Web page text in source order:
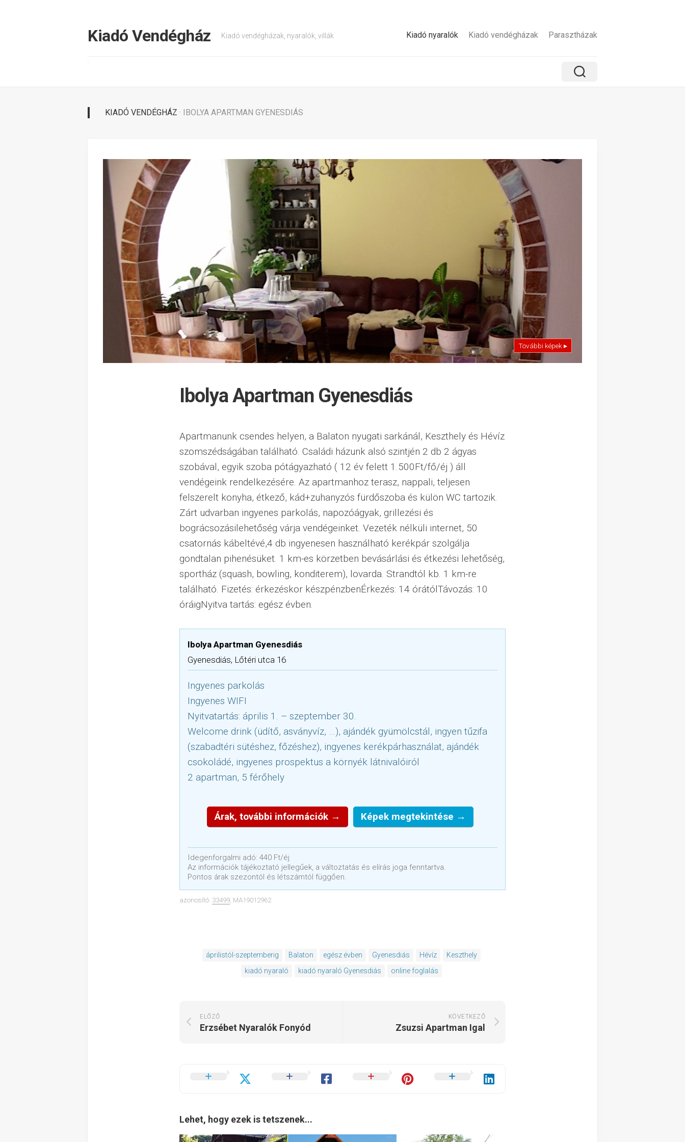
Kiadó Vendégház Kiadó vendégházak, nyaralók, villák Kiadó nyaralók Kiadó vendégházak Parasztházak
KIADÓ VENDÉGHÁZ · IBOLYA APARTMAN GYENESDIÁS
További képek ▸
Ibolya Apartman Gyenesdiás
Apartmanunk csendes helyen, a Balaton nyugati sarkánál, Keszthely és Hévíz
szomszédságában található. Családi házunk alsó szintjén 2 db 2 ágyas
szobával, egyik szoba pótágyazható ( 12 év felett 1.500Ft/fő/éj ) áll
vendégeink rendelkezésére. Az apartmanhoz terasz, nappali, teljesen
felszerelt konyha, étkező, kád+zuhanyzós fürdőszoba és külön WC tartozik.
Zárt udvarban ingyenes parkolás, napozóágyak, grillezési és
bográcsozásilehetőség várja vendégeinket. Vezeték nélküli internet, 50
csatornás kábeltévé,4 db ingyenesen használható kerékpár szolgálja
gondtalan pihenésüket. 1 km-es körzetben bevásárlási és étkezési lehetőség,
sportház (squash, bowling, konditerem), lovarda. Strandtól kb. 1 km-re
található. Fizetés: érkezéskor készpénzbenÉrkezés: 14 órátólTávozás: 10
óráigNyitva tartás: egész évben.
Ibolya Apartman Gyenesdiás
Gyenesdiás, Lőtéri utca 16
Ingyenes parkolás
Ingyenes WIFI
Nyitvatartás: április 1. – szeptember 30.
Welcome drink (üdítő, asványvíz, …), ajándék gyümölcstál, ingyen tűzifa
(szabadtéri sütéshez, főzéshez), ingyenes kerékpárhasználat, ajándék
csokoládé, ingyenes prospektus a környék látnivalóiról
2 apartman, 5 férőhely
Árak, további információk → Képek megtekintése →
Idegenforgalmi adó: 440 Ft/éj
Az információk tájékoztató jellegűek, a változtatás és elírás joga fenntartva.
Pontos árak szezontól és létszámtól függően.
azonosító: 33499, MA19012962
áprilistól-szeptemberig Balaton egész évben Gyenesdiás Hévíz
Keszthely
kiadó nyaraló
kiadó nyaraló Gyenesdiás online foglalás
KÖVETKEZŐ
Zsuzsi Apartman Igal
ELŐZŐ
Erzsébet Nyaralók Fonyód
Lehet, hogy ezek is tetszenek...